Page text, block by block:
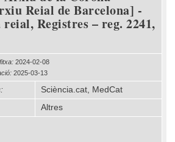
Reial de Barcelona] -
Registres – reg. 2241,
2024-02-08
2025-03-13
Sciència.cat, MedCat
Altres